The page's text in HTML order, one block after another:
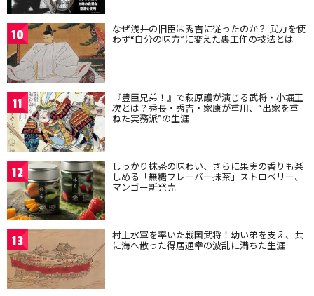
10 なぜ浅井の旧臣は秀吉に従ったのか？ 武力を使
わず“自分の味方”に変えた裏工作の技法とは
11 『豊臣兄弟！』で萩原護が演じる武将・小堀正
次とは？秀長・秀吉・家康が重用、“出家を重
ねた実務派”の生涯
12 しっかり抹茶の味わい、さらに果実の香りも楽
しめる「無糖フレーバー抹茶」ストロベリー、
マンゴー新発売
13 村上水軍を率いた戦国武将！幼い弟を支え、共
に海へ散った得居通幸の波乱に満ちた生涯